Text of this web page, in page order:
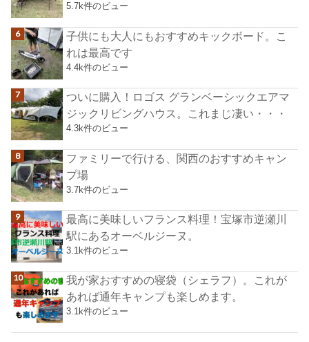
5.7k件のビュー
子供にも大人にもおすすめキックボード。こ
れは最高です
4.4k件のビュー
ついに購入！ロゴス グランベーシックエアマ
ジックリビングハウス。これまじ凄い・・・
4.3k件のビュー
ファミリーで行ける、関西のおすすめキャン
プ場
3.7k件のビュー
最高に美味しいフランス料理！宝塚市逆瀬川
駅にあるオーベルジーヌ。
3.1k件のビュー
我が家おすすめの寝袋（シェラフ）。これが
あれば通年キャンプも楽しめます。
3.1k件のビュー